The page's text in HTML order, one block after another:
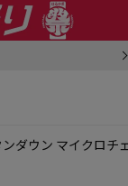
ダウン マイクロチ